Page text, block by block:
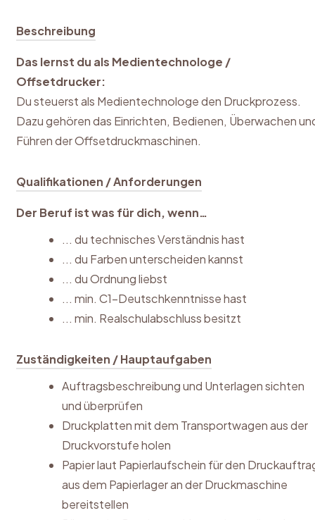
Beschreibung
Das lernst du als Medientechnologe /
Offsetdrucker:
Du steuerst als Medientechnologe den Druckprozess.
Dazu gehören das Einrichten, Bedienen, Überwachen
Führen der Offsetdruckmaschinen.
Qualifikationen / Anforderungen
Der Beruf ist was für dich, wenn…
... du technisches Verständnis hast
... du Farben unterscheiden kannst
... du Ordnung liebst
... min. C1-Deutschkenntnisse hast
... min. Realschulabschluss besitzt
Zuständigkeiten / Hauptaufgaben
Auftragsbeschreibung und Unterlagen sichten
und überprüfen
Druckplatten mit dem Transportwagen aus der
Druckvorstufe holen
Papier laut Papierlaufschein für den
aus dem Papierlager an der Druckmaschine
bereitstellen